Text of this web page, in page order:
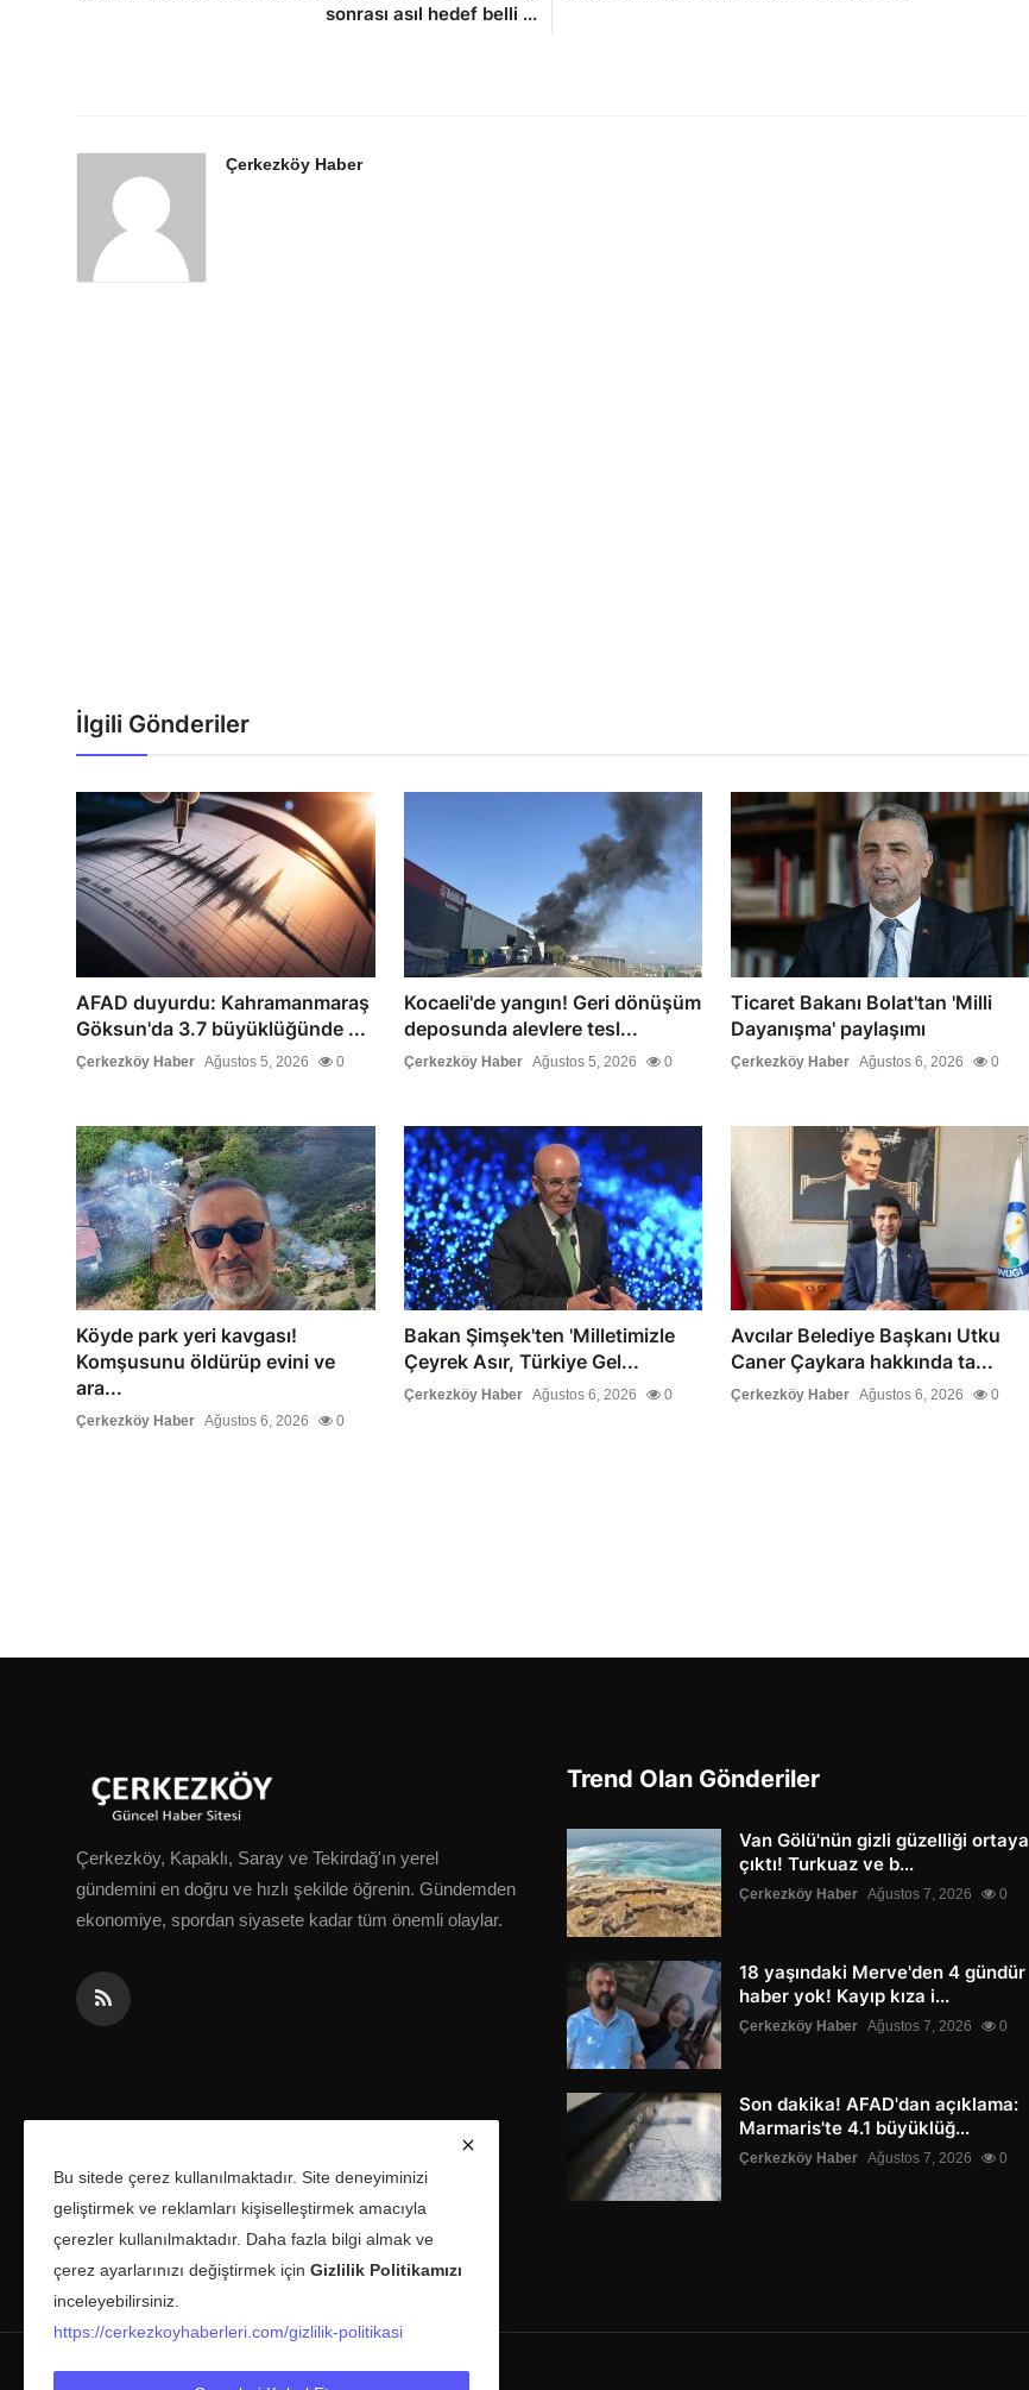
sonrası asıl hedef belli ...
Çerkezköy Haber
İlgili Gönderiler
AFAD duyurdu: Kahramanmaraş
Göksun'da 3.7 büyüklüğünde ...
Çerkezköy Haber Ağustos 5, 2026 0
Kocaeli'de yangın! Geri dönüşüm
deposunda alevlere tesl...
Çerkezköy Haber Ağustos 5, 2026 0
Ticaret Bakanı Bolat'tan 'Milli
Dayanışma' paylaşımı
Çerkezköy Haber Ağustos 6, 2026 0
Köyde park yeri kavgası!
Komşusunu öldürüp evini ve
ara...
Çerkezköy Haber Ağustos 6, 2026 0
Bakan Şimşek'ten 'Milletimizle
Çeyrek Asır, Türkiye Gel...
Çerkezköy Haber Ağustos 6, 2026 0
Avcılar Belediye Başkanı Utku
Caner Çaykara hakkında ta...
Çerkezköy Haber Ağustos 6, 2026 0
Çerkezköy, Kapaklı, Saray ve Tekirdağ'ın yerel
gündemini en doğru ve hızlı şekilde öğrenin. Gündemden
ekonomiye, spordan siyasete kadar tüm önemli olaylar.
Trend Olan Gönderiler
Van Gölü'nün gizli güzelliği ortaya
çıktı! Turkuaz ve b...
Çerkezköy Haber Ağustos 7, 2026 0
18 yaşındaki Merve'den 4 gündür
haber yok! Kayıp kıza i...
Çerkezköy Haber Ağustos 7, 2026 0
Son dakika! AFAD'dan açıklama:
Marmaris'te 4.1 büyüklüğ...
Çerkezköy Haber Ağustos 7, 2026 0
Bu sitede çerez kullanılmaktadır. Site deneyiminizi
geliştirmek ve reklamları kişiselleştirmek amacıyla
çerezler kullanılmaktadır. Daha fazla bilgi almak ve
çerez ayarlarınızı değiştirmek için Gizlilik Politikamızı
inceleyebilirsiniz.
https://cerkezkoyhaberleri.com/gizlilik-politikasi